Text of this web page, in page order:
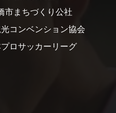
市まちづくり公社
コンベンション協会
ロサッカーリーグ